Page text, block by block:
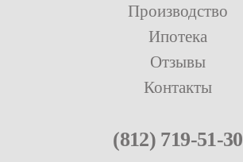
Производство
Ипотека
Отзывы
Контакты
(812) 719-51-30